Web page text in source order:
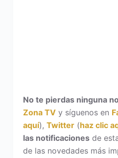
No te pierdas ninguna
Zona TVy síguenos en
aquí), Twitter(haz clic
las notificacionesde
de las novedades más